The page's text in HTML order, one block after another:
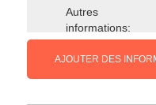
Autres
informations:
AJOUTER DES